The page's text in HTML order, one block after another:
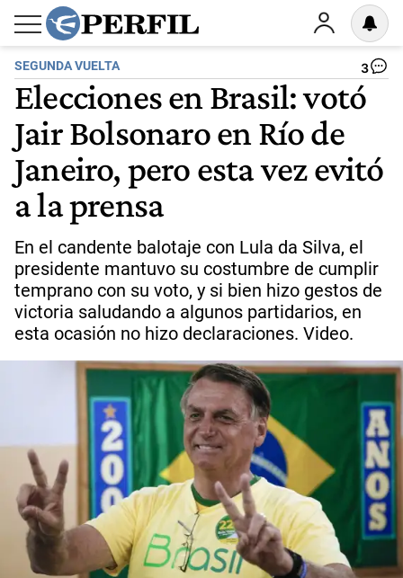
SEGUNDA VUELTA 3
Elecciones en Brasil: votó
Jair Bolsonaro en Río de
Janeiro, pero esta vez evitó
a la prensa
En el candente balotaje con Lula da Silva, el
presidente mantuvo su costumbre de cumplir
temprano con su voto, y si bien hizo gestos de
victoria saludando a algunos partidarios, en
esta ocasión no hizo declaraciones. Video.